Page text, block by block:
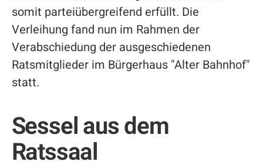
somit parteiübergreifend erfüllt. Die
Verleihung fand nun im Rahmen der
Verabschiedung der ausgeschiedenen
Ratsmitglieder im Bürgerhaus "Alter Bahnhof"
statt.
Sessel aus dem
Ratssaal